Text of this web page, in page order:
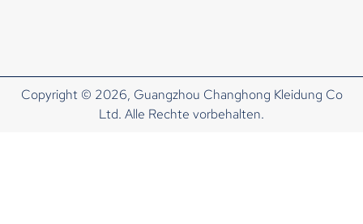
Copyright © 2026, Guangzhou Changhong Kleidung Co
Ltd. Alle Rechte vorbehalten.